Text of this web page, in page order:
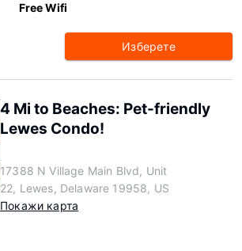
Free Wifi
Изберете
4 Mi to Beaches: Pet-friendly
Lewes Condo!
17388 N Village Main Blvd, Unit
22, Lewes, Delaware 19958, US
Покажи карта